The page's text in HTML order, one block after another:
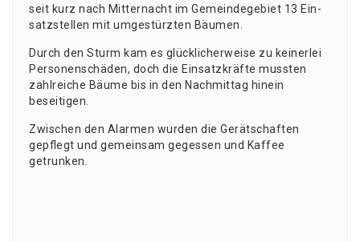
seit kurz nach Mit­ter­nacht im Gemein­de­ge­biet 13 Ein­
satz­stel­len mit umge­stürz­ten Bäumen.
Durch den Sturm kam es glück­li­cher­wei­se zu kei­ner­lei
Per­so­nen­schä­den, doch die Ein­satz­kräf­te muss­ten
zahl­rei­che Bäu­me bis in den Nach­mit­tag hin­ein
beseitigen.
Zwi­schen den Alar­men wur­den die Gerät­schaf­ten
gepflegt und gemein­sam geges­sen und Kaf­fee
getrunken.